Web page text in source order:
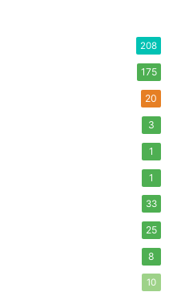
208
175
20
3
1
1
33
25
8
10